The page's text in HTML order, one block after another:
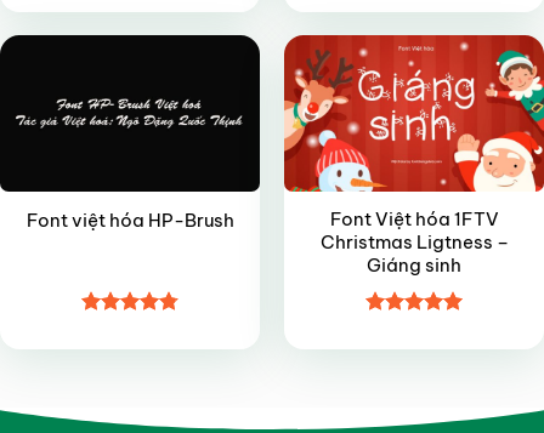
hạng4.85
sao
hạng4.95
sao
Font việt hóa HP-Brush
hạng4.85
Font Việt hóa 1FTV
Christmas Ligtness –
Giáng sinh
hạng55